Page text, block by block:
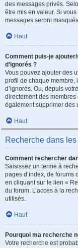
des messages privés.
être mis en valeur. Si
messages seront
Haut
Comment puis-je
d’ignorés ?
Vous pouvez ajouter des
profil de chaque membre,
d’ignorés. Ou, depuis
directement des membres
également supprimer des
Haut
Recherche dans
Comment rechercher
Saisissez un terme à
pages d’index, de forums
en cliquant sur le lien «
du forum. L’accès à la
utilisés.
Haut
Pourquoi ma recherche
Votre recherche est